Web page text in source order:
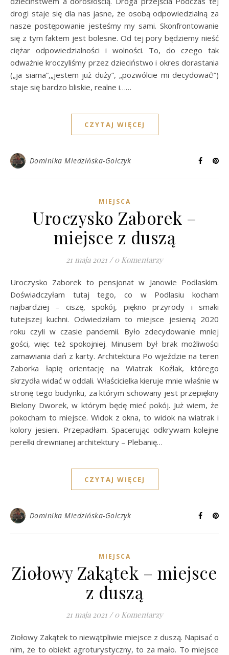
drogi staje się dla nas jasne, że osobą odpowiedzialną za
nasze postępowanie jesteśmy my sami. Skonfrontowanie
się z tym faktem jest bolesne. Od tej pory będziemy nieść
ciężar odpowiedzialności i wolności. To, do czego tak
odważnie kroczyliśmy przez dzieciństwo i okres dorastania
(„ja siama”,„jestem już duży”, „pozwólcie mi decydować!”)
staje się bardzo bliskie, realne i……
CZYTAJ WIĘCEJ
Dominika Miedzińska-Golczyk
MIEJSCA
Uroczysko Zaborek –
miejsce z duszą
21 maja 2021 / 0 Komentarzy
Uroczysko Zaborek to pensjonat w Janowie Podlaskim.
Doświadczyłam tutaj tego, co w Podlasiu kocham
najbardziej – ciszę, spokój, piękno przyrody i smaki
tutejszej kuchni. Odwiedziłam to miejsce jesienią 2020
roku czyli w czasie pandemii. Było zdecydowanie mniej
gości, więc też spokojniej. Minusem był brak możliwości
zamawiania dań z karty. Architektura Po wjeździe na teren
Zaborka łapię orientację na Wiatrak Koźlak, którego
skrzydła widać w oddali. Właścicielka kieruje mnie właśnie w
stronę tego budynku, za którym schowany jest przepiękny
Bielony Dworek, w którym będę mieć pokój. Już wiem, że
pokocham to miejsce. Widok z okna, to widok na wiatrak i
kolory jesieni. Przepadłam. Spacerując odkrywam kolejne
perełki drewnianej architektury – Plebanię…
CZYTAJ WIĘCEJ
Dominika Miedzińska-Golczyk
MIEJSCA
Ziołowy Zakątek – miejsce
z duszą
21 maja 2021 / 0 Komentarzy
Ziołowy Zakątek to niewątpliwie miejsce z duszą. Napisać o
nim, że to obiekt agroturystyczny, to za mało. To miejsce